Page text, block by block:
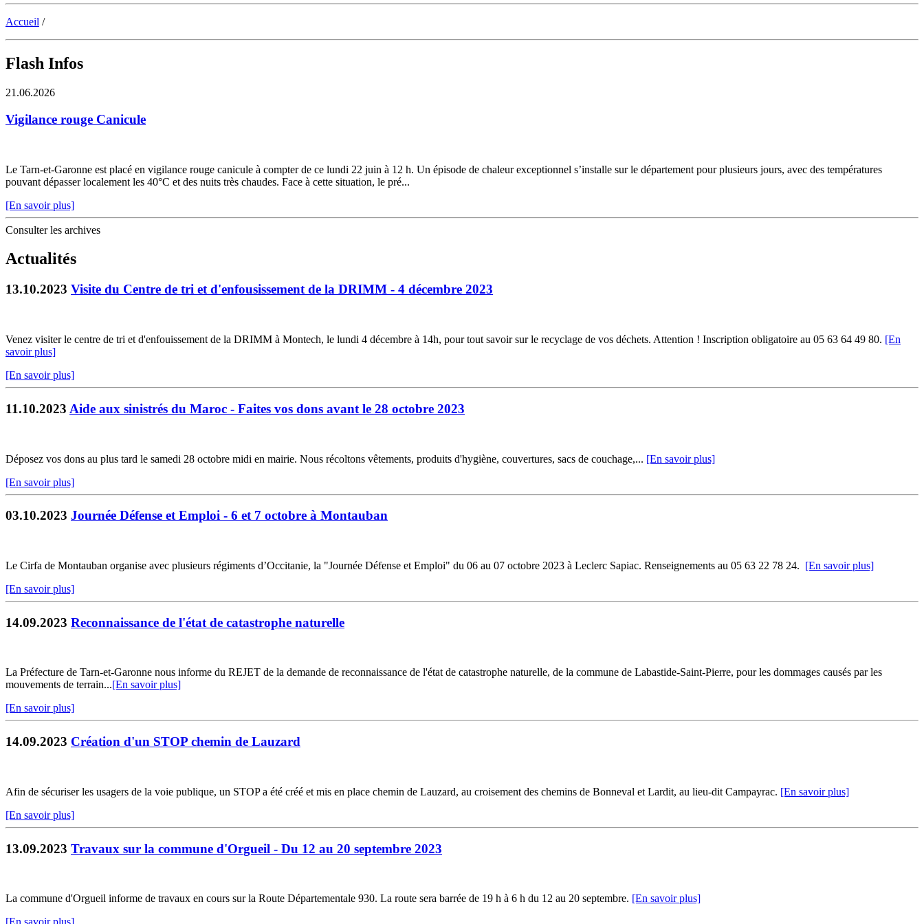
Accueil /
Flash Infos
21.06.2026
Vigilance rouge Canicule
Le Tarn-et-Garonne est placé en vigilance rouge canicule à compter de ce lundi 22 juin à 12 h. Un épisode de chaleur exceptionnel s’installe sur le département pour plusieurs jours, avec des températures
pouvant dépasser localement les 40°C et des nuits très chaudes. Face à cette situation, le pré...
[En savoir plus]
Consulter les archives
Actualités
13.10.2023 Visite du Centre de tri et d'enfousissement de la DRIMM - 4 décembre 2023
Venez visiter le centre de tri et d'enfouissement de la DRIMM à Montech, le lundi 4 décembre à 14h, pour tout savoir sur le recyclage de vos déchets. Attention ! Inscription obligatoire au 05 63 64 49 80. [En
savoir plus]
[En savoir plus]
11.10.2023 Aide aux sinistrés du Maroc - Faites vos dons avant le 28 octobre 2023
Déposez vos dons au plus tard le samedi 28 octobre midi en mairie. Nous récoltons vêtements, produits d'hygiène, couvertures, sacs de couchage,... [En savoir plus]
[En savoir plus]
03.10.2023 Journée Défense et Emploi - 6 et 7 octobre à Montauban
Le Cirfa de Montauban organise avec plusieurs régiments d’Occitanie, la "Journée Défense et Emploi" du 06 au 07 octobre 2023 à Leclerc Sapiac. Renseignements au 05 63 22 78 24. [En savoir plus]
[En savoir plus]
14.09.2023 Reconnaissance de l'état de catastrophe naturelle
La Préfecture de Tarn-et-Garonne nous informe du REJET de la demande de reconnaissance de l'état de catastrophe naturelle, de la commune de Labastide-Saint-Pierre, pour les dommages causés par les
mouvements de terrain...[En savoir plus]
[En savoir plus]
14.09.2023 Création d'un STOP chemin de Lauzard
Afin de sécuriser les usagers de la voie publique, un STOP a été créé et mis en place chemin de Lauzard, au croisement des chemins de Bonneval et Lardit, au lieu-dit Campayrac. [En savoir plus]
[En savoir plus]
13.09.2023 Travaux sur la commune d'Orgueil - Du 12 au 20 septembre 2023
La commune d'Orgueil informe de travaux en cours sur la Route Départementale 930. La route sera barrée de 19 h à 6 h du 12 au 20 septembre. [En savoir plus]